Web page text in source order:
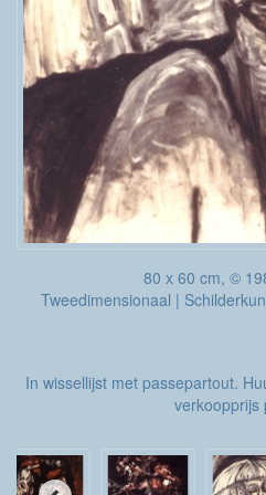
80 x 60 cm, ©
Tweedimensionaal |
In wissellijst met passepartout.
verkoopprijs